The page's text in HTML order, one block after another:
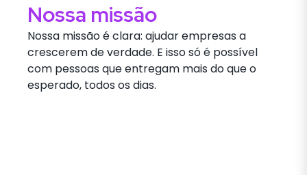
Nossa missão
Nossa missão é clara: ajudar empresas a
crescerem de verdade. E isso só é possível
com pessoas que entregam mais do que o
esperado, todos os dias.